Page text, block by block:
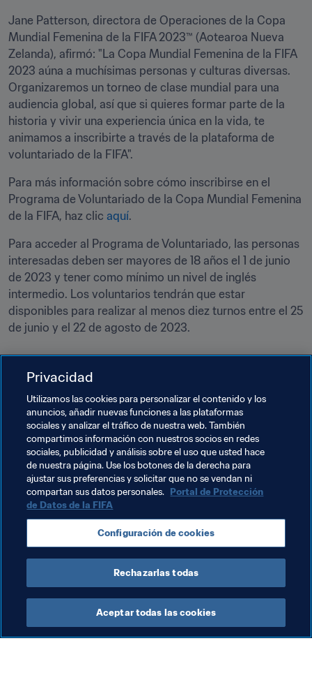
Jane Patterson, directora de Operaciones de la Copa
Mundial Femenina de la FIFA 2023™ (Aotearoa Nueva
Zelanda), afirmó: "La Copa Mundial Femenina de la FIFA
2023 aúna a muchísimas personas y culturas diversas.
Organizaremos un torneo de clase mundial para una
audiencia global, así que si quieres formar parte de la
historia y vivir una experiencia única en la vida, te
animamos a inscribirte a través de la plataforma de
voluntariado de la FIFA".
Para más información sobre cómo inscribirse en el
Programa de Voluntariado de la Copa Mundial Femenina
de la FIFA, haz clic aquí.
Para acceder al Programa de Voluntariado, las personas
interesadas deben ser mayores de 18 años el 1 de junio
de 2023 y tener como mínimo un nivel de inglés
intermedio. Los voluntarios tendrán que estar
disponibles para realizar al menos diez turnos entre el 25
de junio y el 22 de agosto de 2023.
Temas relacionados
Voluntarios
Copa Mundial Femenina de la FIFA 2023™
Australia AFC New Zealand OFC
Privacidad
Utilizamos las cookies para personalizar el contenido y los
anuncios, añadir nuevas funciones a las plataformas
sociales y analizar el tráfico de nuestra web. También
compartimos información con nuestros socios en redes
sociales, publicidad y análisis sobre el uso que usted hace
de nuestra página. Use los botones de la derecha para
ajustar sus preferencias y solicitar que no se vendan ni
compartan sus datos personales. Portal de Protección
de Datos de la FIFA
Configuración de cookies
Rechazarlas todas
Aceptar todas las cookies